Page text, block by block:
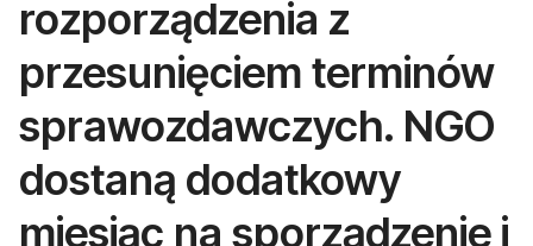
rozporządzenia z
przesunięciem terminów
sprawozdawczych. NGO
dostaną dodatkowy
miesiąc na sporządzenie i